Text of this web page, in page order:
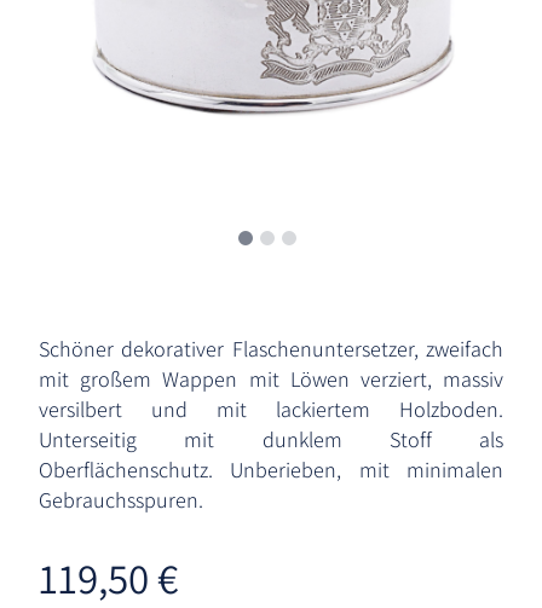
Schöner dekorativer Flaschenuntersetzer, zweifach
mit großem Wappen mit Löwen verziert, massiv
versilbert und mit lackiertem Holzboden.
Unterseitig mit dunklem Stoff als
Oberflächenschutz. Unberieben, mit minimalen
Gebrauchsspuren.
119,50€